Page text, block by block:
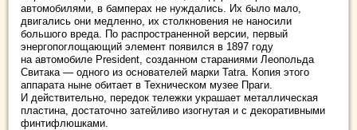
автомобилями, в бамперах не нуждались. Их было мало,
двигались они медленно, их столкновения не наносили
большого вреда. По распространенной версии, первый
энергопоглощающий элемент появился в 1897 году
на автомобиле President, созданном стараниями Леопольда
Свитака — одного из основателей марки Tatra. Копия этого
аппарата ныне обитает в Техническом музее Праги.
И действительно, передок тележки украшает металлическая
пластина, достаточно затейливо изогнутая и с декоративными
финтифлюшками.